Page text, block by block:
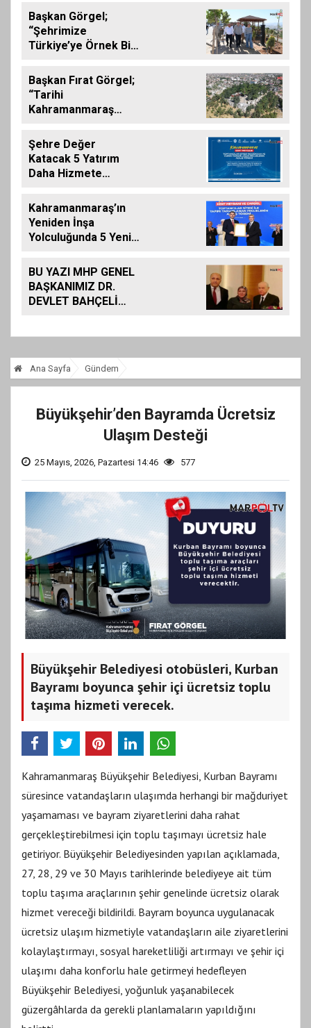
Başkan Görgel;
“Şehrimize
Türkiye’ye Örnek Bir
Kazandırdık”
Başkan Fırat Görgel;
“Tarihi
Kahramanmaraş
Çalışmalar
Tamamlanıyor”
Şehre Değer
Katacak 5 Yatırım
Daha Hizmete
Kahramanmaraş’ın
Yeniden İnşa
Yolculuğunda 5 Yeni
Açıldı
BU YAZI MHP GENEL
BAŞKANIMIZ DR.
DEVLET BAHÇELİ
Ana Sayfa Gündem
Büyükşehir’den Bayramda Ücretsiz
Ulaşım Desteği
25 Mayıs, 2026, Pazartesi 14:46 577
Büyükşehir Belediyesi otobüsleri, Kurban
Bayramı boyunca şehir içi ücretsiz toplu
taşıma hizmeti verecek.
Kahramanmaraş Büyükşehir Belediyesi, Kurban Bayramı
süresince vatandaşların ulaşımda herhangi bir mağduriyet
yaşamaması ve bayram ziyaretlerini daha rahat
gerçekleştirebilmesi için toplu taşımayı ücretsiz hale
getiriyor. Büyükşehir Belediyesinden yapılan açıklamada,
27, 28, 29 ve 30 Mayıs tarihlerinde belediyeye ait tüm
toplu taşıma araçlarının şehir genelinde ücretsiz olarak
hizmet vereceği bildirildi. Bayram boyunca uygulanacak
ücretsiz ulaşım hizmetiyle vatandaşların aile ziyaretlerini
kolaylaştırmayı, sosyal hareketliliği artırmayı ve şehir içi
ulaşımı daha konforlu hale getirmeyi hedefleyen
Büyükşehir Belediyesi, yoğunluk yaşanabilecek
güzergâhlarda da gerekli planlamaların yapıldığını